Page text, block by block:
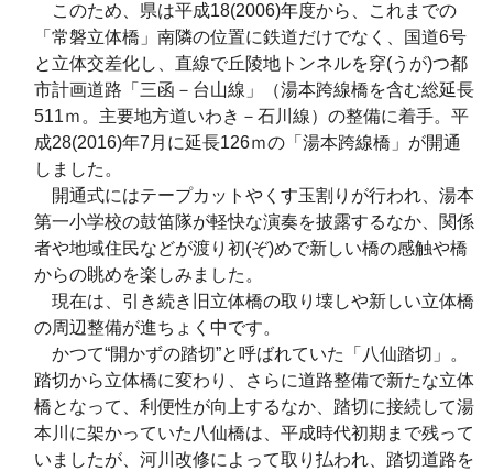
このため、県は平成18(2006)年度から、これまでの
「常磐立体橋」南隣の位置に鉄道だけでなく、国道6号
と立体交差化し、直線で丘陵地トンネルを穿(うが)つ都
市計画道路「三函－台山線」（湯本跨線橋を含む総延長
511ｍ。主要地方道いわき－石川線）の整備に着手。平
成28(2016)年7月に延長126ｍの「湯本跨線橋」が開通
しました。
開通式にはテープカットやくす玉割りが行われ、湯本
第一小学校の鼓笛隊が軽快な演奏を披露するなか、関係
者や地域住民などが渡り初(ぞ)めで新しい橋の感触や橋
からの眺めを楽しみました。
現在は、引き続き旧立体橋の取り壊しや新しい立体橋
の周辺整備が進ちょく中です。
かつて“開かずの踏切”と呼ばれていた「八仙踏切」。
踏切から立体橋に変わり、さらに道路整備で新たな立体
橋となって、利便性が向上するなか、踏切に接続して湯
本川に架かっていた八仙橋は、平成時代初期まで残って
いましたが、河川改修によって取り払われ、踏切道路を